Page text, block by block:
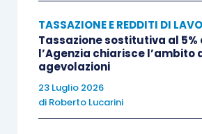
TASSAZIONE E REDDITI DI
Tassazione sostitutiva al 5%
l’Agenzia chiarisce l’ambito
agevolazioni
23 Luglio 2026
di Roberto Lucarini